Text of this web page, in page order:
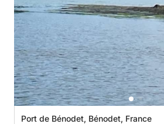
Port de Bénodet, Bénodet, France